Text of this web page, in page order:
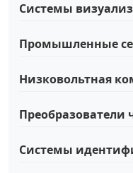
Системы
Промышленные
Низковольтная
Преобразователи
Системы